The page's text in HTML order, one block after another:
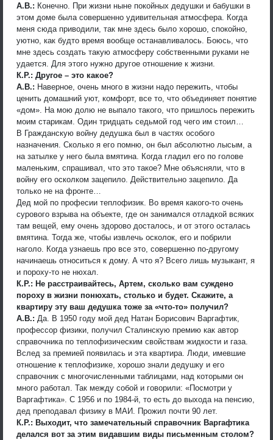
А.В.: Конечно. При жизни ныне покойных дедушки и бабушки в
этом доме была совершенно удивительная атмосфера. Когда
меня сюда приводили, так мне здесь было хорошо, спокойно,
уютно, как будто время вообще останавливалось. Боюсь, что
мне здесь создать такую атмосферу собственными руками не
удается. Для этого нужно другое отношение к жизни.
К.Р.: Другое – это какое?
А.В.: Наверное, очень много в жизни надо пережить, чтобы
ценить домашний уют, комфорт, все то, что объединяет понятие
«дом». На мою долю не выпало такого, что пришлось пережить
моим старикам. Один тридцать седьмой год чего им стоил…
В Гражданскую войну дедушка был в частях особого
назначения. Сколько я его помню, он был абсолютно лысым, а
на затылке у него была вмятина. Когда гладил его по голове
маленьким, спрашивал, что это такое? Мне объясняли, что в
войну его осколком зацепило. Действительно зацепило. Да
только не на фронте…
Дед мой по професии теплофизик. Во время какого-то очень
сурового взрыва на объекте, где он занимался отладкой всяких
там вещей, ему очень здорово досталось, и от этого осталась
вмятина. Тогда же, чтобы извлечь осколок, его и побрили
наголо. Когда узнаешь про все это, совершенно по-другому
начинаешь относиться к дому. А что я? Всего лишь музыкант, я
и пороху-то не нюхал.
К.Р.: Не расстраивайтесь, Артем, сколько вам суждено
пороху в жизни понюхать, столько и будет. Скажите, а
квартиру эту ваш дедушка тоже за «что-то» получил?
А.В.: Да. В 1950 году мой дед Натан Борисович Варгафтик,
профессор физики, получил Сталинскую премию как автор
справочника по теплофизическим свойствам жидкости и газа.
Вслед за премией появилась и эта квартира. Люди, имевшие
отношение к теплофизике, хорошо знали дедушку и его
справочник с многочисленными таблицами, над которыми он
много работал. Так между собой и говорили: «Посмотри у
Варгафтика». С 1956 и по 1984-й, то есть до выхода на пенсию,
дед преподавал физику в МАИ. Прожил почти 90 лет.
К.Р.: Выходит, что замечательный справочник Варгафтика
делался вот за этим видавшим виды письменным столом?